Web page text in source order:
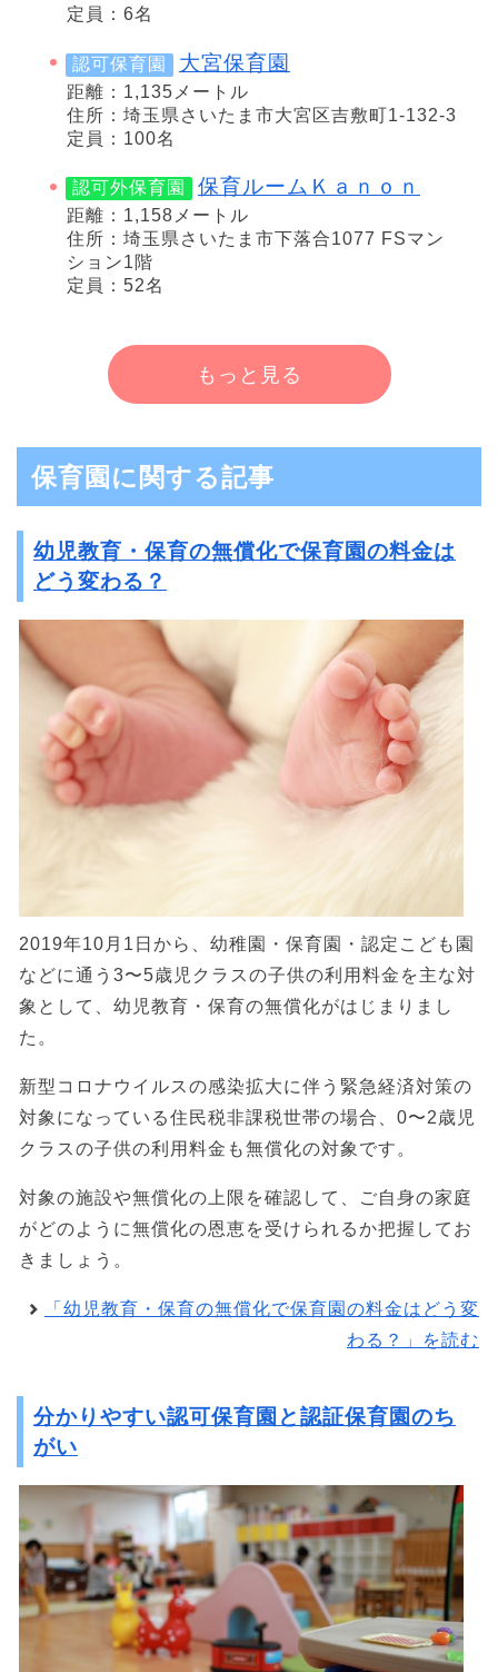
定員：6名
認可保育園 大宮保育園
距離：1,135メートル
住所：埼玉県さいたま市大宮区吉敷町1-132-3
定員：100名
認可外保育園 保育ルームＫａｎｏｎ
距離：1,158メートル
住所：埼玉県さいたま市下落合1077 FSマン
ション1階
定員：52名
もっと見る
保育園に関する記事
幼児教育・保育の無償化で保育園の料金は
どう変わる？
2019年10月1日から、幼稚園・保育園・認定こども園
などに通う3〜5歳児クラスの子供の利用料金を主な対
象として、幼児教育・保育の無償化がはじまりまし
た。
新型コロナウイルスの感染拡大に伴う緊急経済対策の
対象になっている住民税非課税世帯の場合、0〜2歳児
クラスの子供の利用料金も無償化の対象です。
対象の施設や無償化の上限を確認して、ご自身の家庭
がどのように無償化の恩恵を受けられるか把握してお
きましょう。
「幼児教育・保育の無償化で保育園の料金はどう変
わる？」を読む
分かりやすい認可保育園と認証保育園のち
がい